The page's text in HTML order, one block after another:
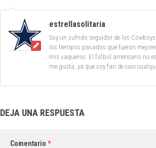
estrellasolitaria
Soy un sufrido seguidor de los
los tiempos pasados que fueron
mis vaqueros. El fútbol americano no
me gusta, ya que soy fan de casi
DEJA UNA RESPUESTA
Comentario *